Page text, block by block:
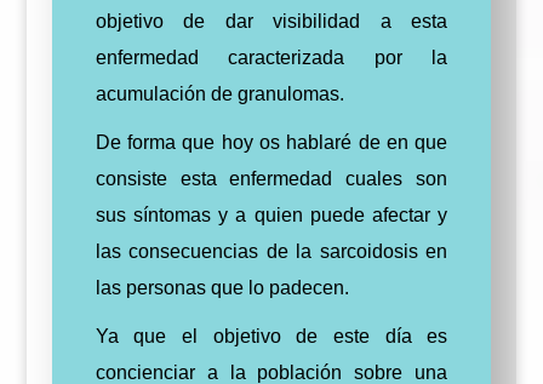
objetivo de dar visibilidad a esta
enfermedad caracterizada por la
acumulación de granulomas.
De forma que hoy os hablaré de en que
consiste esta enfermedad cuales son
sus síntomas y a quien puede afectar y
las consecuencias de la sarcoidosis en
las personas que lo padecen.
Ya que el objetivo de este día es
concienciar a la población sobre una